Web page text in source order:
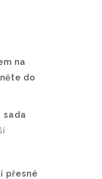
na
do
sada
přesné